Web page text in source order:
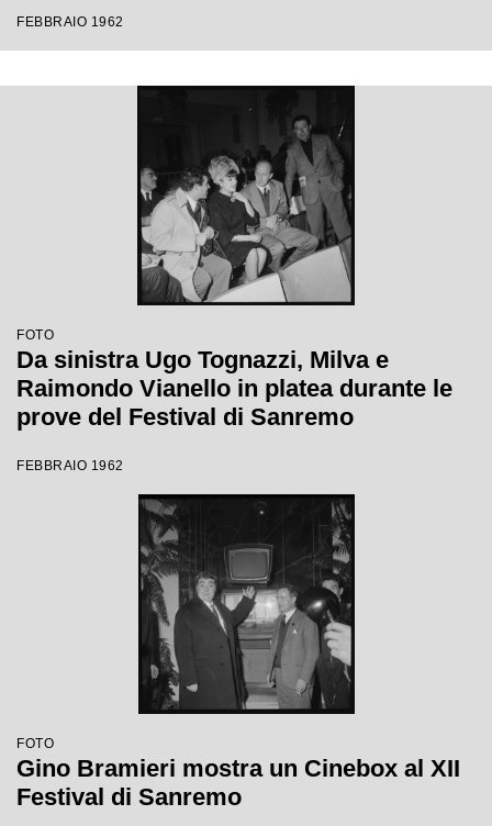
FEBBRAIO 1962
FOTO
Da sinistra Ugo Tognazzi, Milva e
Raimondo Vianello in platea durante le
prove del Festival di Sanremo
FEBBRAIO 1962
FOTO
Gino Bramieri mostra un Cinebox al XII
Festival di Sanremo